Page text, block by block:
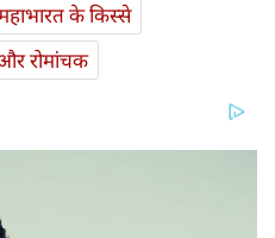
के किस्से
रोमांचक